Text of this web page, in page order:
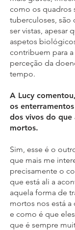
como os quadros
tuberculoses, são
ser vistas, apesar
aspetos
contribuem para
perceção da
tempo.
A Lucy
os
dos vivos do que
mortos.
Sim, esse é o
que mais me
precisamente o
que está ali a
aquela forma de
mortos nos está a
e como é que
que é sempre